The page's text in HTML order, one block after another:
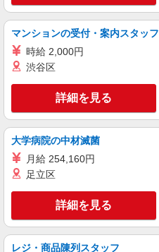
マンションの受付・案内スタッフ
時給 2,000円
渋谷区
詳細を見る
大学病院の中材滅菌
月給 254,160円
足立区
詳細を見る
レジ・商品陳列スタッフ